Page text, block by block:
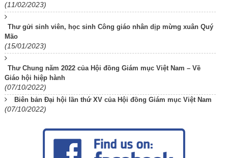
(11/02/2023)
Thư gửi sinh viên, học sinh Công giáo nhân dịp mừng xuân Quý
Mão
(15/01/2023)
Thư Chung năm 2022 của Hội đồng Giám mục Việt Nam – Về
Giáo hội hiệp hành
(07/10/2022)
Biên bản Đại hội lần thứ XV của Hội đồng Giám mục Việt Nam
(07/10/2022)